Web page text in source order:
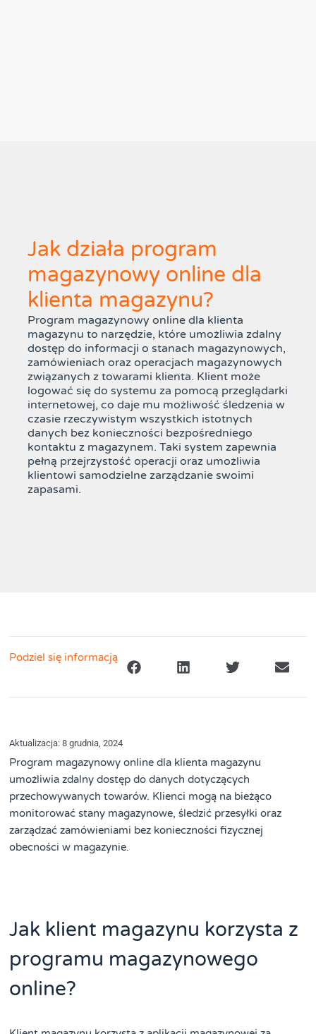
Jak działa program
magazynowy online dla
klienta magazynu?
Program magazynowy online dla klienta
magazynu to narzędzie, które umożliwia zdalny
dostęp do informacji o stanach magazynowych,
zamówieniach oraz operacjach magazynowych
związanych z towarami klienta. Klient może
logować się do systemu za pomocą przeglądarki
internetowej, co daje mu możliwość śledzenia w
czasie rzeczywistym wszystkich istotnych
danych bez konieczności bezpośredniego
kontaktu z magazynem. Taki system zapewnia
pełną przejrzystość operacji oraz umożliwia
klientowi samodzielne zarządzanie swoimi
zapasami.
Podziel się informacją
Aktualizacja: 8 grudnia, 2024
Program magazynowy online dla klienta magazynu
umożliwia zdalny dostęp do danych dotyczących
przechowywanych towarów. Klienci mogą na bieżąco
monitorować stany magazynowe, śledzić przesyłki oraz
zarządzać zamówieniami bez konieczności fizycznej
obecności w magazynie.
Jak klient magazynu korzysta z
programu magazynowego
online?